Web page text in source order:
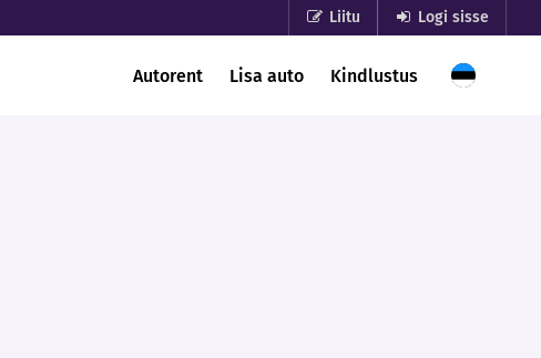
Liitu Logi sisse
Autorent Lisa auto Kindlustus